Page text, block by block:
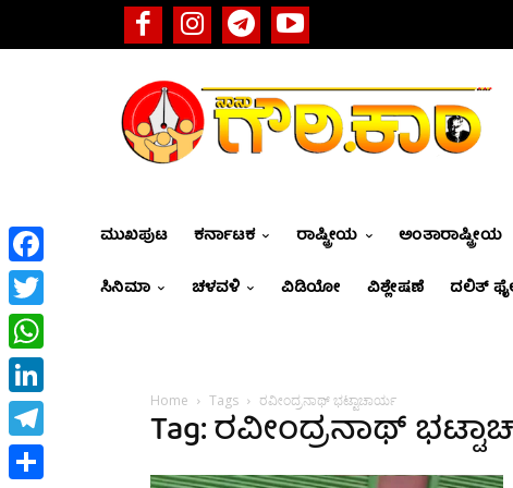
ಮುಖಪುಟ ಕರ್ನಾಟಕ ರಾಷ್ಟ್ರೀಯ ಅಂತಾರಾಷ್ಟ್ರೀಯ
ಸಿನಿಮಾ
ಚಳವಳಿ ವಿಡಿಯೋ ವಿಶ್ಲೇಷಣೆ ದಲಿತ್
Home Tags ರವೀಂದ್ರನಾಥ್ ಭಟ್ಟಾಚಾರ್ಯ
Tag: ರವೀಂದ್ರನಾಥ್
Facebook
Twitter
WhatsApp
LinkedIn
Telegram